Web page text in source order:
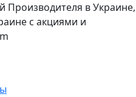
Производителя в Украине,
с акциями и